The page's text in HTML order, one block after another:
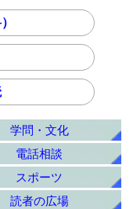
学問・文化
電話相談
スポーツ
読者の広場